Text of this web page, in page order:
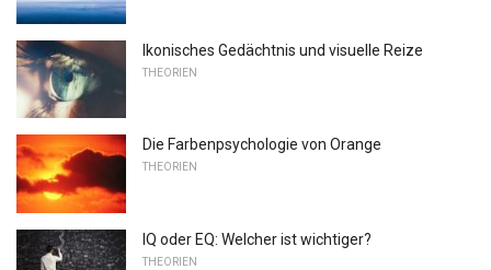
Ikonisches Gedächtnis und visuelle Reize
THEORIEN
Die Farbenpsychologie von Orange
THEORIEN
IQ oder EQ: Welcher ist wichtiger?
THEORIEN